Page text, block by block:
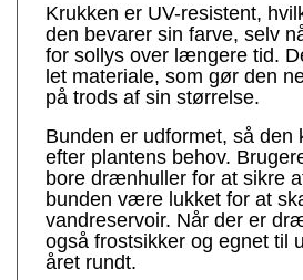
Krukken er UV-resistent,
den bevarer sin farve, selv
for sollys over længere tid.
let materiale, som gør den
på trods af sin størrelse.
Bunden er udformet, så den
efter plantens behov.
bore drænhuller for at sikre
bunden være lukket for at
vandreservoir. Når der er
også frostsikker og egnet til
året rundt.